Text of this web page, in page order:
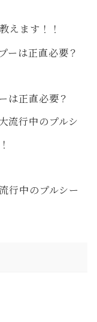
えます！！
は正直必要？
行中のプルシー